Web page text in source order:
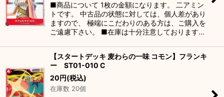
■商品について 1枚の金額になります。 二アミン
トです。 中古品の状態に対しては、個人差があり
ますので、 極端にこだわりのある方は、ご購入を
ご遠慮下さい。 ■在庫は十分注意しております…
【スタートデッキ 麦わらの一味 コモン】フランキ
ー ST01-010 C
20円(税込)
在庫数 20個